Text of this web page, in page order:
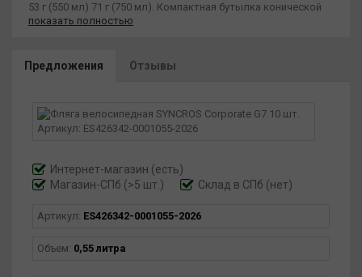
53 г (550 мл) 71 г (750 мл). Компактная бутылка конической
формы дна, мягкий корпус с вертикальным прозрачным
мл.
показать полностью
Предложения Отзывы
Интернет-магазин (есть)
Магазин-СПб (>5 шт.)
Склад в СПб (нет)
Артикул: ES426342-0001055-2026
Объем: 0,55 литра